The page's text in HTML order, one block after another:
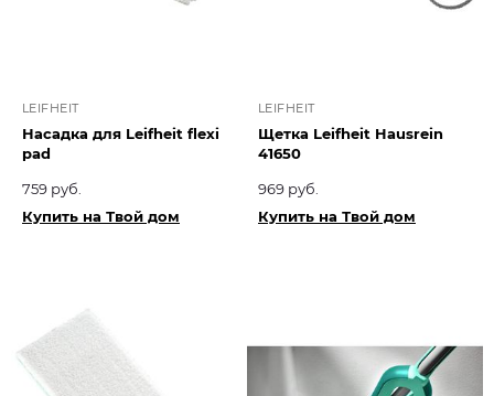
LEIFHEIT
Насадка для Leifheit flexi
pad
759 руб.
Купить на Твой дом
LEIFHEIT
Щетка Leifheit Hausrein
41650
969 руб.
Купить на Твой дом